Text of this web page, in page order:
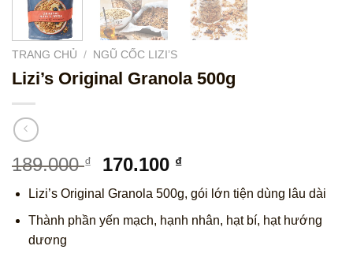
TRANG CHỦ / NGŨ CỐC LIZI’S
Lizi’s Original Granola 500g
189.000₫
Giá
là:
189.000 ₫.
170.100 ₫Giá
hiện
tại
là:
Lizi’s Original Granola 500g, gói lớn tiện dùng lâu dài
Thành phần yến mạch, hạnh nhân, hạt bí, hạt hướng
dương